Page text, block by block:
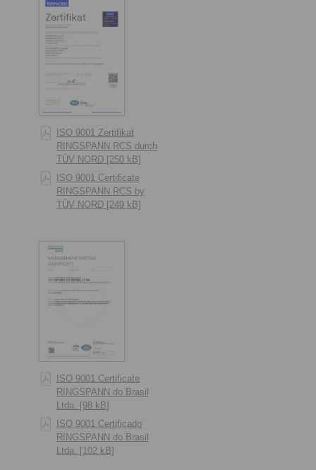
ISO 9001 Zertifikat
RINGSPANN RCS durch
TÜV NORD [250 kB]
ISO 9001 Certificate
RINGSPANN RCS by
TÜV NORD [249 kB]
ISO 9001 Certificate
RINGSPANN do Brasil
Ltda. [98 kB]
ISO 9001 Certificado
RINGSPANN do Brasil
Ltda. [102 kB]